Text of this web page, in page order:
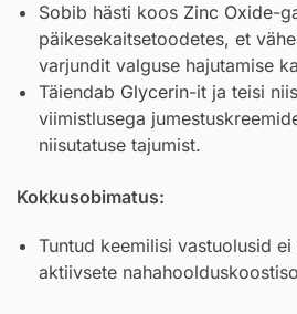
Sobib hästi koos Zinc Oxide-
päikesekaitsetoodetes, et
varjundit valguse hajutamise
Täiendab Glycerin-it ja teisi
viimistlusega
niisutatuse tajumist.
Kokkusobimatus:
Tuntud keemilisi vastuolusid
aktiivsete